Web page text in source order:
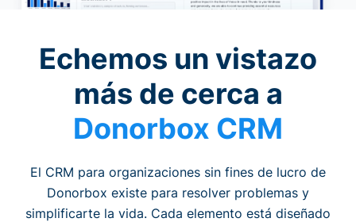
Echemos un vistazo
más de cerca a
Donorbox CRM
El CRM para organizaciones sin fines de lucro de
Donorbox existe para resolver problemas y
simplificarte la vida. Cada elemento está diseñado